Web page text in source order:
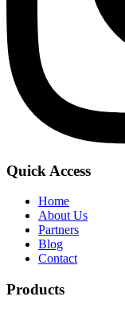
Quick Access
Home
About Us
Partners
Blog
Contact
Products